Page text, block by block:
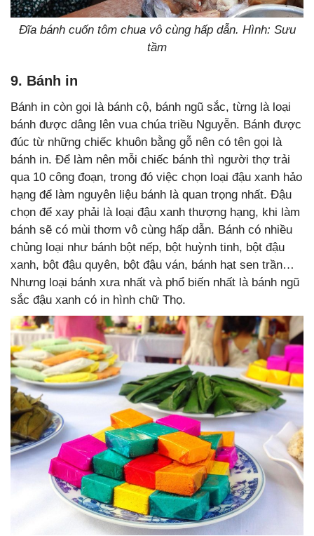
Đĩa bánh cuốn tôm chua vô cùng hấp dẫn. Hình: Sưu
tầm
9. Bánh in
Bánh in còn gọi là bánh cộ, bánh ngũ sắc, từng là loại
bánh được dâng lên vua chúa triều Nguyễn. Bánh được
đúc từ những chiếc khuôn bằng gỗ nên có tên gọi là
bánh in. Để làm nên mỗi chiếc bánh thì người thợ trải
qua 10 công đoạn, trong đó việc chọn loại đậu xanh hảo
hạng để làm nguyên liệu bánh là quan trọng nhất. Đậu
chọn để xay phải là loại đậu xanh thượng hạng, khi làm
bánh sẽ có mùi thơm vô cùng hấp dẫn. Bánh có nhiều
chủng loại như bánh bột nếp, bột huỳnh tinh, bột đậu
xanh, bột đậu quyên, bột đậu ván, bánh hạt sen trần…
Nhưng loại bánh xưa nhất và phổ biến nhất là bánh ngũ
sắc đậu xanh có in hình chữ Thọ.